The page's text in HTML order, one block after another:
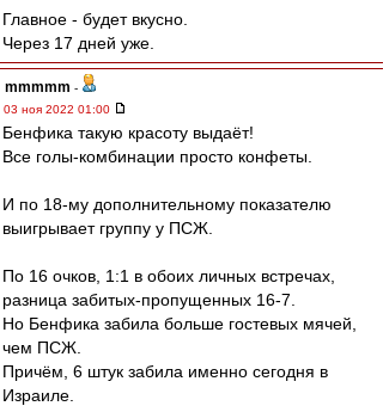
Главное - будет вкусно.
Через 17 дней уже.
mmmmm -
03 ноя 2022 01:00
Бенфика такую красоту выдаёт!
Все голы-комбинации просто конфеты.
И по 18-му дополнительному показателю
выигрывает группу у ПСЖ.
По 16 очков, 1:1 в обоих личных встречах,
разница забитых-пропущенных 16-7.
Но Бенфика забила больше гостевых мячей,
чем ПСЖ.
Причём, 6 штук забила именно сегодня в
Израиле.